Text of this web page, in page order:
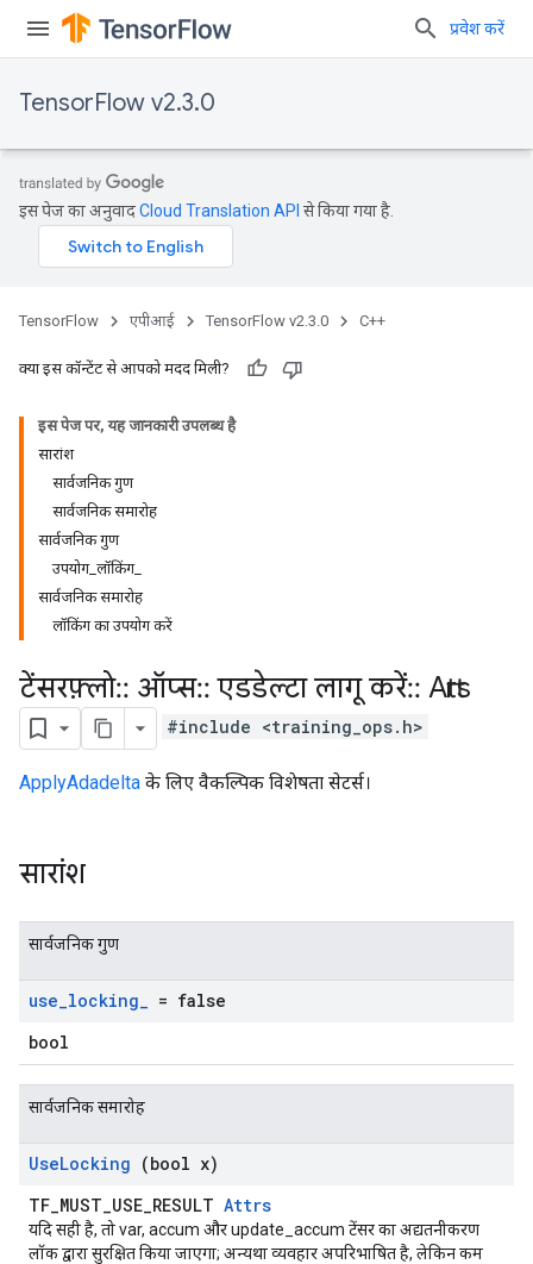
प्रवेश करें
TensorFlow v2.3.0
इस पेज का अनुवादCloud Translation API से किया गया है.
TensorFlow एपीआई TensorFlow v2.3.0 C++
क्या इस कॉन्टेंट से आपको मदद मिली?
इस पेज पर, यह जानकारी उपलब्ध है
सारांश
सार्वजनिक गुण
सार्वजनिक समारोह
सार्वजनिक गुण
उपयोग_लॉकिंग_
सार्वजनिक समारोह
लॉकिंग का उपयोग करें
टेंसरफ़्लो:: ऑप्स:: एडडेल्टा लागू करें:: Attrs
#include <training_ops.h>
ApplyAdadelta के लिए वैकल्पिक विशेषता सेटर्स।
सारांश
सार्वजनिक गुण
use_locking_ = false
bool
सार्वजनिक समारोह
UseLocking (bool x)
TF_MUST_USE_RESULT Attrs
यदि सही है, तो var, accum और update_accum टेंसर का अद्यतनीकरण
लॉक द्वारा सुरक्षित किया जाएगा; अन्यथा व्यवहार अपरिभाषित है, लेकिन कम